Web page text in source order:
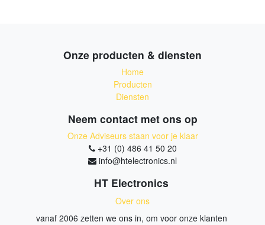
Onze producten & diensten
Home
Producten
Diensten
Neem contact met ons op
Onze Adviseurs staan voor je klaar
+31 (0) 486 41 50 20
info@htelectronics.nl
HT Electronics
Over ons
vanaf 2006 zetten we ons in, om voor onze klanten